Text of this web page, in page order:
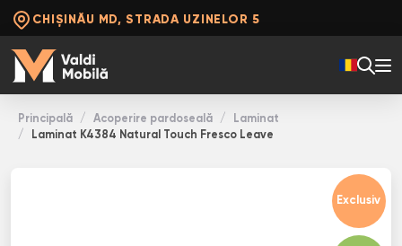
CHIȘINĂU MD, STRADA UZINELOR 5
Principală Acoperire pardoseală
Laminat
Laminat K4384 Natural Touch Fresco Leave
Exclusiv